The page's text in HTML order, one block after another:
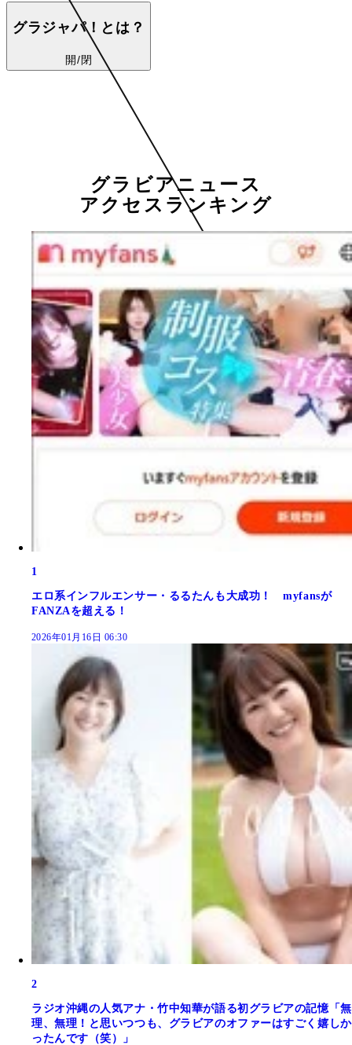
グラジャパ！とは？
開/閉
グラビアニュース
アクセスランキング
1
エロ系インフルエンサー・るるたんも大成功！ myfansが
FANZAを超える！
2026年01月16日 06:30
2
ラジオ沖縄の人気アナ・竹中知華が語る初グラビアの記憶「無
理、無理！と思いつつも、グラビアのオファーはすごく嬉しか
ったんです（笑）」